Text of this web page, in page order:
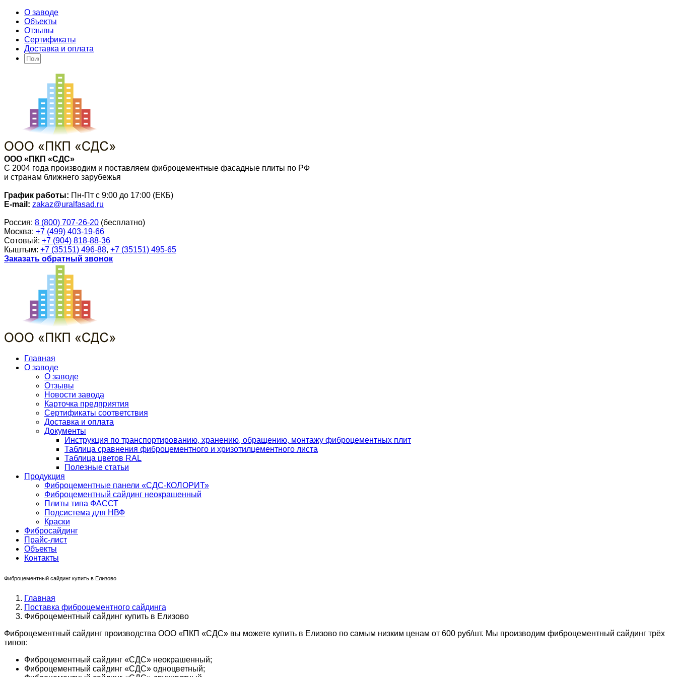
О заводе
Объекты
Отзывы
Сертификаты
Доставка и оплата
ООО «ПКП «СДС»
С 2004 года производим и поставляем фиброцементные фасадные плиты по РФ
и странам ближнего зарубежья
График работы: Пн-Пт с 9:00 до 17:00 (ЕКБ)
E-mail: zakaz@uralfasad.ru
Россия: 8 (800) 707-26-20 (бесплатно)
Москва: +7 (499) 403-19-66
Сотовый: +7 (904) 818-88-36
Кыштым: +7 (35151) 496-88, +7 (35151) 495-65
Заказать обратный звонок
Главная
О заводе
О заводе
Отзывы
Новости завода
Карточка предприятия
Сертификаты соответствия
Доставка и оплата
Документы
Инструкция по транспортированию, хранению, обращению, монтажу фиброцементных плит
Таблица сравнения фиброцементного и хризотилцементного листа
Таблица цветов RAL
Полезные статьи
Продукция
Фиброцементные панели «СДС-КОЛОРИТ»
Фиброцементный сайдинг неокрашенный
Плиты типа ФАССТ
Подсистема для НВФ
Краски
Фибросайдинг
Прайс-лист
Объекты
Контакты
Фиброцементный сайдинг купить в Елизово
Главная
Поставка фиброцементного сайдинга
Фиброцементный сайдинг купить в Елизово
Фиброцементный сайдинг производства ООО «ПКП «СДС» вы можете купить в Елизово по самым низким ценам от 600 руб/шт. Мы производим фиброцементный сайдинг трёх
типов:
Фиброцементный сайдинг «СДС» неокрашенный;
Фиброцементный сайдинг «СДС» одноцветный;